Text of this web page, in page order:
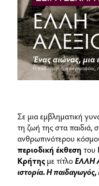
Σε μια εμβληματική
τη ζωή της στα παιδιά,
ανθρωπινότερου
περιοδική έκθεση του
Κρήτης με τίτλοΕΛΛΗ
ιστορία. Η